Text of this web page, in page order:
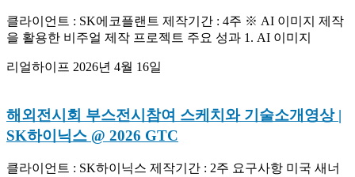
클라이언트 : SK에코플랜트 제작기간 : 4주 ※ AI 이미지 제작
을 활용한 비주얼 제작 프로젝트 주요 성과 1. AI 이미지
리얼하이프 2026년 4월 16일
해외전시회 부스전시참여 스케치와 기술소개영상 |
SK하이닉스 @ 2026 GTC
클라이언트 : SK하이닉스 제작기간 : 2주 요구사항 미국 새너